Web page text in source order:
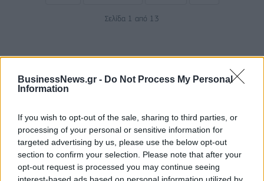
BusinessNews.gr - Do Not Process My Personal
Information
If you wish to opt-out of the sale, sharing to third parties, or
processing of your personal or sensitive information for
targeted advertising by us, please use the below opt-out
section to confirm your selection. Please note that after your
opt-out request is processed you may continue seeing
interest-based ads based on personal information utilized by
Σελίδα 1 από 13
ΡΟΗ ΕΙΔΗΣΕΩΝ